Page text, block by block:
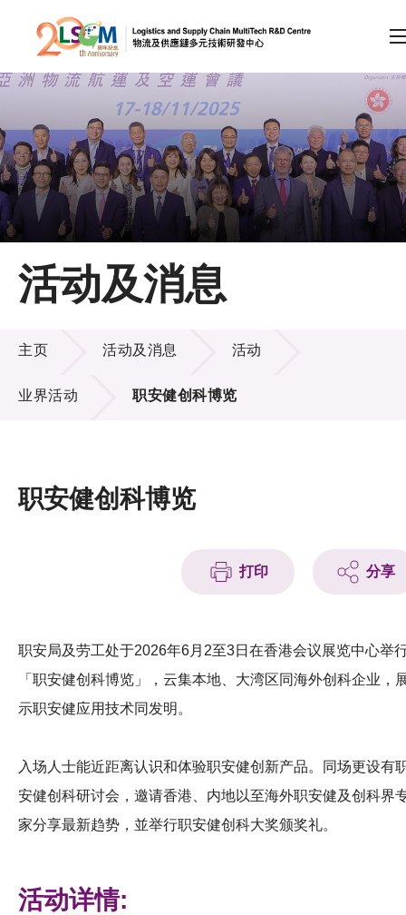
跳到内容（按回车键）
会员登录
A A EN 繁 简
主页
关于LSCM
技术商品化
项目及资助计划
活动及消息
科技分享
会籍
活动及消息
活动及消息
主页 活动及消息 活动
业界活动 职安健创科博览
职安健创科博览
打印 分享
职安局及劳工处于2026年6月 2至3日在香港会议展览中心举
「职安健创科博览」
， 云集本地、大湾区同海外创科企业，
示职安健应用技术同发明。
入场人士能近距离认识和体验职安健创新产品。同场更设有
安健创科研讨会，邀请香港、内地以至海外职安健及创科界
家分享最新趋势，並举行职安健创科大奖颁奖礼。
活动详情: